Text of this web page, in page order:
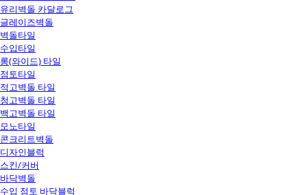
유리벽돌 카달로그
글레이즈벽돌
벽돌타일
수입타일
롱(와이드) 타일
점토타일
적고벽돌 타일
청고벽돌 타일
백고벽돌 타일
모노타일
콘크리트벽돌
디자인블럭
스킨/커버
바닥벽돌
수입 점토 바닥블럭